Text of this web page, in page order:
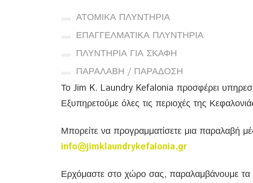
ΑΤΟΜΙΚΑ ΠΛΥΝΤΗΡΙΑ
ΕΠΑΓΓΕΛΜΑΤΙΚΑ ΠΛΥΝΤΗΡΙΑ
ΠΛΥΝΤΗΡΙΑ ΓΙΑ ΣΚΑΦΗ
ΠΑΡΑΛΑΒΗ / ΠΑΡΑΔΟΣΗ
Το Jim K. Laundry Kefalonia προσφέρει
Εξυπηρετούμε όλες τις περιοχές της
Μπορείτε να προγραμματίσετε μια παραλαβή
info@jimklaundrykefalonia.gr
Ερχόμαστε στο χώρο σας, παραλαμβάνουμε τα